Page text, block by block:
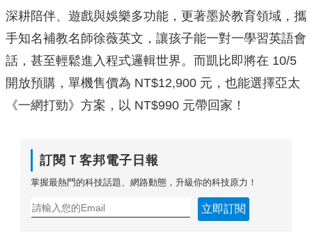
深耕陪伴、遊戲與娛樂多功能，更著墨於教育領域，攜
手知名補教名師徐薇英文，讓孩子能一對一學習英語會
話，甚至輕鬆進入程式邏輯世界。而凱比即將在 10/5
開放預購，單機售價為 NT$12,900 元，也能選擇亞太
《一網打勁》方案，以 NT$990 元帶回家！
訂閱Ｔ客邦電子日報
掌握最熱門的科技話題、網路動態，升級你的科技原力！
立即訂閱